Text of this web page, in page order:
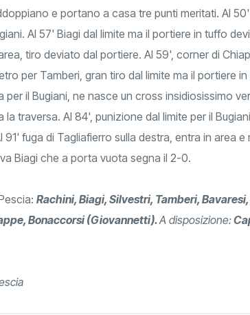
e portano a casa tre punti meritati. Al
Al 57' Biagi dal limite ma il portiere in tuffo
tiro deviato dal portiere. Al 59', corner di
per Tamberi, gran tiro dal limite ma il portiere
per il Bugiani, ne nasce un cross insidiosissimo
la traversa. Al 84', punizione dal limite per il
91' fuga di Tagliafierro sulla destra, entra in area
Biagi che a porta vuota segna il 2-0.
Rachini, Biagi, Silvestri, Tamberi,
Bonaccorsi (Giovannetti).A disposizione: